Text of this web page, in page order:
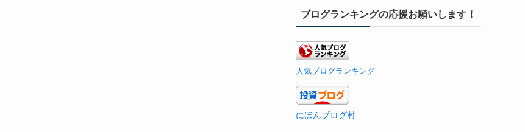
ブログランキングの応援お願いします！
人気ブログランキング
にほんブログ村